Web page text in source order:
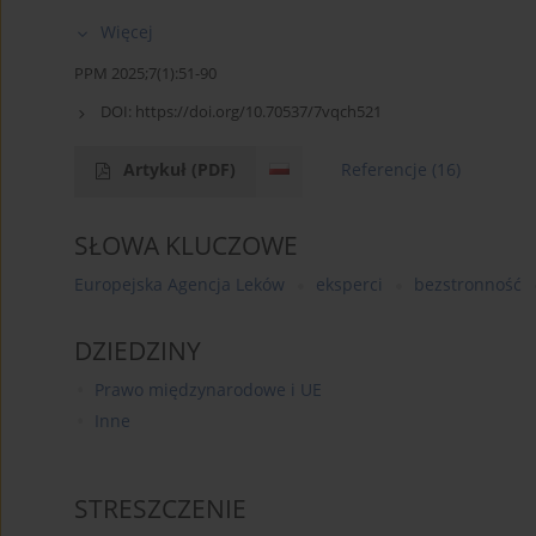
Więcej
PPM 2025;7(1):51-90
DOI: https://doi.org/10.70537/7vqch521
Artykuł (PDF) Referencje (16)
SŁOWA KLUCZOWE
Europejska Agencja Leków eksperci bezstronność
DZIEDZINY
Prawo międzynarodowe i UE
Inne
STRESZCZENIE